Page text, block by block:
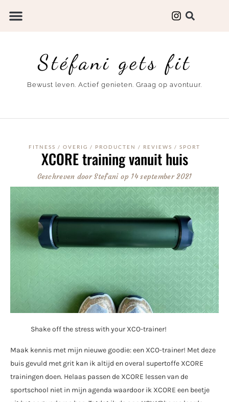
Stéfani gets fit
Bewust leven. Actief genieten. Graag op avontuur.
FITNESS / OVERIG / PRODUCTEN / REVIEWS / SPORT
XCORE training vanuit huis
Geschreven doorStefani op 14 september 2021
Shake off the stress with your XCO-trainer!
Maak kennis met mijn nieuwe goodie: een XCO-trainer! Met deze
buis gevuld met grit kan ik altijd en overal supertoffe XCORE
trainingen doen. Helaas passen de XCORE lessen van de
sportschool niet in mijn agenda waardoor ik XCORE een beetje